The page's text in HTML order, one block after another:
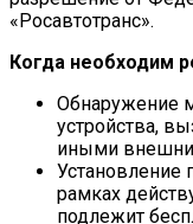
«Росавтотранс».
Когда необходим
Обнаружение
устройства,
иными
Установление
рамках
подлежит